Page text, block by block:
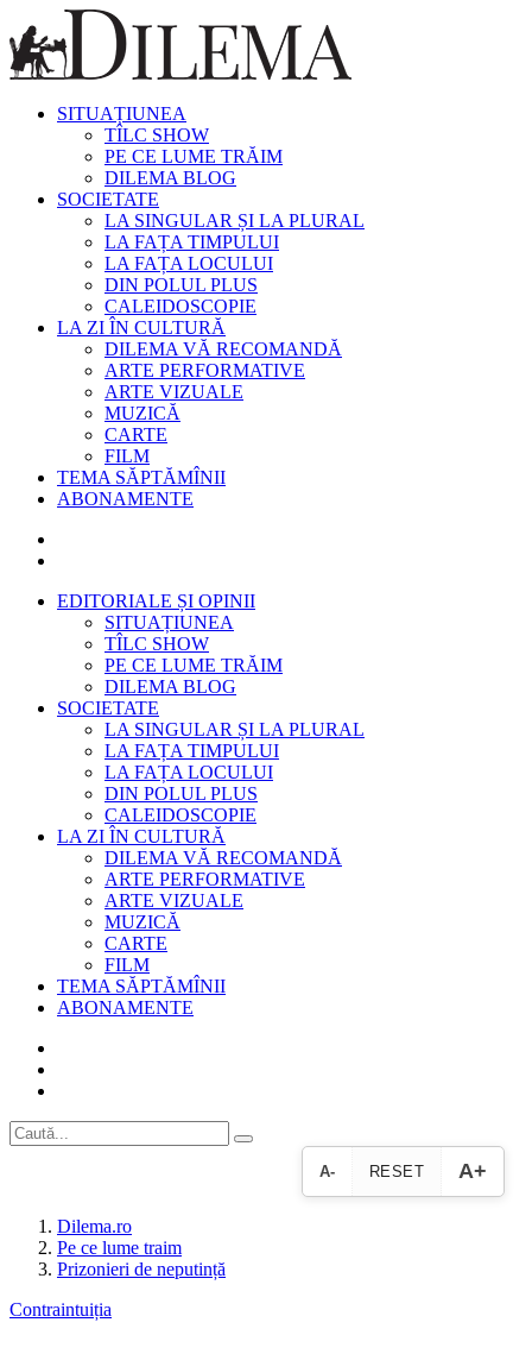
SITUAȚIUNEA
TÎLC SHOW
PE CE LUME TRĂIM
DILEMA BLOG
SOCIETATE
LA SINGULAR ȘI LA PLURAL
LA FAȚA TIMPULUI
LA FAȚA LOCULUI
DIN POLUL PLUS
CALEIDOSCOPIE
LA ZI ÎN CULTURĂ
DILEMA VĂ RECOMANDĂ
ARTE PERFORMATIVE
ARTE VIZUALE
MUZICĂ
CARTE
FILM
TEMA SĂPTĂMÎNII
ABONAMENTE
EDITORIALE ȘI OPINII
SITUAȚIUNEA
TÎLC SHOW
PE CE LUME TRĂIM
DILEMA BLOG
SOCIETATE
LA SINGULAR ȘI LA PLURAL
LA FAȚA TIMPULUI
LA FAȚA LOCULUI
DIN POLUL PLUS
CALEIDOSCOPIE
LA ZI ÎN CULTURĂ
DILEMA VĂ RECOMANDĂ
ARTE PERFORMATIVE
ARTE VIZUALE
MUZICĂ
CARTE
FILM
TEMA SĂPTĂMÎNII
ABONAMENTE
A- RESET A+
Dilema.ro
Pe ce lume traim
Prizonieri de neputință
Contraintuiția